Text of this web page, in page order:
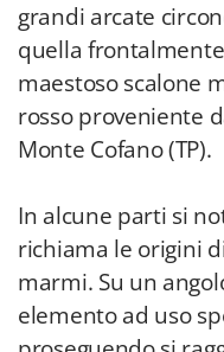
grandi arcate
quella
maestoso scalone
rosso proveniente
Monte Cofano (TP).
In alcune parti si
richiama le origini
marmi. Su un
elemento ad uso